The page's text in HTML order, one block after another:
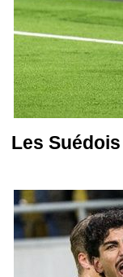
Les